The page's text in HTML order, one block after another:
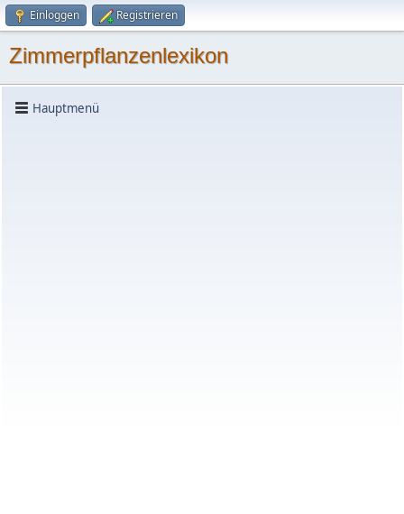
Einloggen Registrieren
Zimmerpflanzenlexikon
Hauptmenü